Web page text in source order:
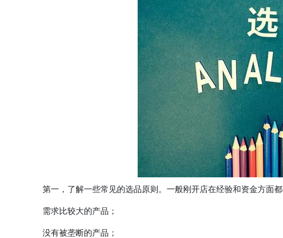
第一，了解一些常见的选品原则。一般刚开店在经验和资金方面
需求比较大的产品；
没有被垄断的产品；